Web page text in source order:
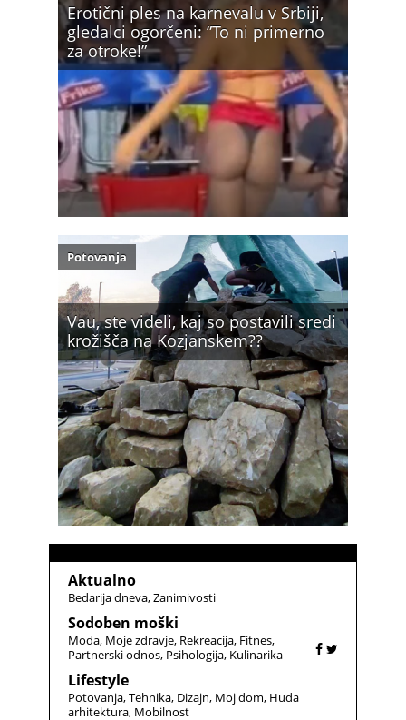
Erotični ples na karnevalu v Srbiji,
gledalci ogorčeni: ”To ni primerno
za otroke!”
Vau, ste videli, kaj so postavili sredi
krožišča na Kozjanskem??
Potovanja
Aktualno
Bedarija dneva Zanimivosti
Sodoben moški
Moda Moje zdravje Rekreacija Fitnes
Partnerski odnos Psihologija Kulinarika
Lifestyle
Potovanja Tehnika Dizajn Moj dom Huda
arhitektura Mobilnost